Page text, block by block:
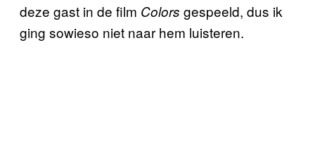
deze gast in de film Colors gespeeld, dus ik
ging sowieso niet naar hem luisteren.